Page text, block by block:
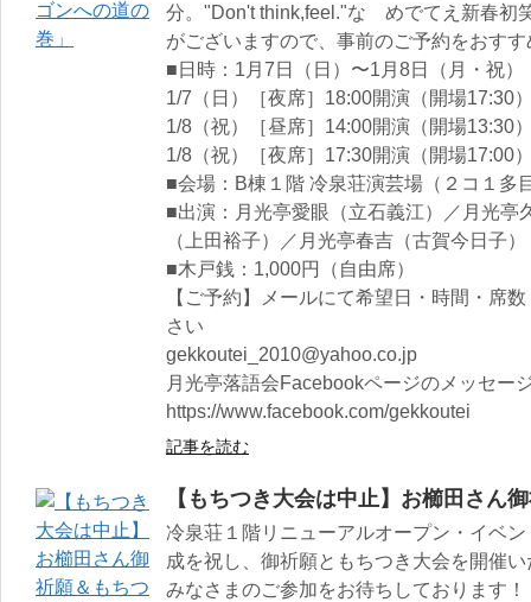
分。"Don't think,feel."な めでてえ新春初
がございますので、事前のご予約をおす
■日時：1月7日（日）〜1月8日（月・祝）
1/7（日）［夜席］18:00開演（開場17:30
1/8（祝）［昼席］14:00開演（開場13:30
1/8（祝）［夜席］17:30開演（開場17:00
■会場：B棟１階 冷泉荘演芸場（２コ１多
■出演：月光亭愛眼（立石義江）／月光亭
（上田裕子）／月光亭春吉（古賀今日子）
■木戸銭：1,000円（自由席）
【ご予約】メールにて希望日・時間・席
さい
gekkoutei_2010@yahoo.co.jp
月光亭落語会Facebookページのメッセー
https://www.facebook.com/gekkoutei
記事を読む
【もちつき大会は中止】お櫛田さん
冷泉荘１階リニューアルオープン・イベ
成を祝し、御祈願ともちつき大会を開催
みなさまのご参加をお待ちしておりま